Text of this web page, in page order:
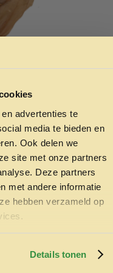
advertenties te
media te bieden en
Ook delen we
site met onze partners
Deze partners
met andere informatie
hebben verzameld op
Details tonen
69.99
OP
met het ontvangen van